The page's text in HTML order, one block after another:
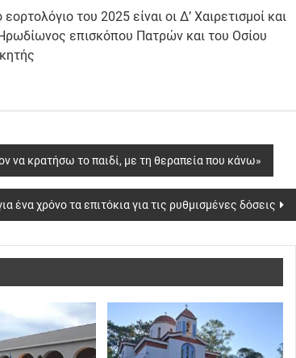
του 2025 είναι οι Δ’ Χαιρετισμοί και
επισκόπου Πατρών και του Οσίου
να κρατήσω το παιδί, με τη θεραπεία που κάνω»
ένα χρόνο τα επιτόκια για τις ρυθμισμένες δόσεις